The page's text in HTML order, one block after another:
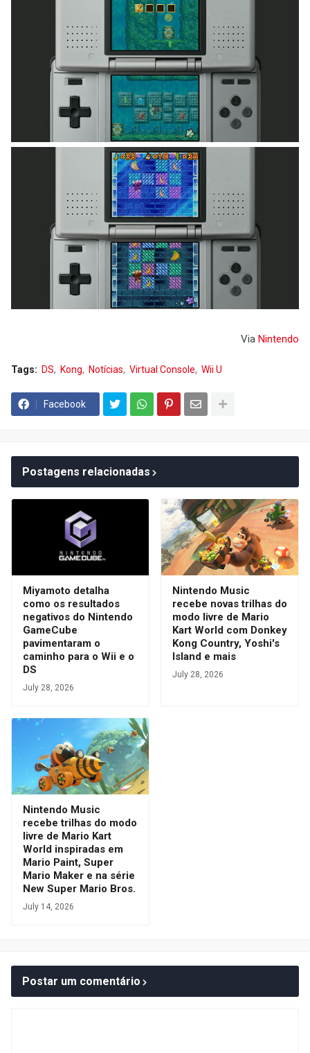
Via Nintendo
Tags: DS Kong Notícias Virtual Console Wii U
Facebook
Postagens relacionadas
Miyamoto detalha
como os resultados
negativos do Nintendo
GameCube
pavimentaram o
caminho para o Wii e o
DS
July 28, 2026
Nintendo Music
recebe novas trilhas do
modo livre de Mario
Kart World com Donkey
Kong Country, Yoshi's
Island e mais
July 28, 2026
Nintendo Music
recebe trilhas do modo
livre de Mario Kart
World inspiradas em
Mario Paint, Super
Mario Maker e na série
New Super Mario Bros.
July 14, 2026
Postar um comentário